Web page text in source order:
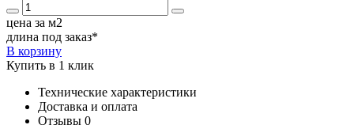
цена за м2
длина под заказ*
В корзину
Купить в 1 клик
Технические характеристики
Доставка и оплата
Отзывы 0